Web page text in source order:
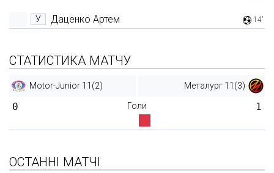
У Даценко Артем 14'
СТАТИСТИКА МАТЧУ
Motor-Junior 11(2) Металург 11(3)
0 Голи 1
ОСТАННІ МАТЧІ